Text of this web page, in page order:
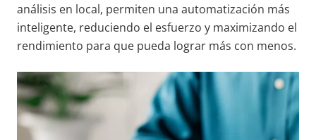
análisis en local, permiten una automatización más
inteligente, reduciendo el esfuerzo y maximizando el
rendimiento para que pueda lograr más con menos.